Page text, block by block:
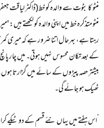
منٹو کا بٹوت سے والدہ کو خط (ڈاکٹر لیاقت
منٹو متذکرہ خط میں اپنی والدہ کو لکھتے
رہتا ہے، بہرحال اتنا ضرور ہے کہ میری
کے بعد تکان محسوس نہیں ہوتی۔ میں چار
بیشتر حصہ پیڑوں کے سائے میں گزارتا
ٹھیک ہو جائے گی۔
’اس ہفتے میں یہاں نئے قسم کے دو ٹیکے